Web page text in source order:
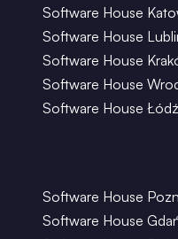
Software House
Software House
Software House
Software House
Software House Łódź
Software House
Software House